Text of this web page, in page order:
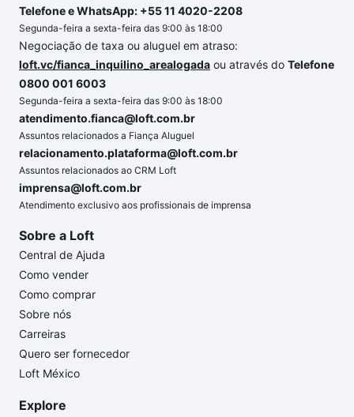
Telefone e WhatsApp: +55 11 4020-2208
Segunda-feira a sexta-feira das 9:00 às 18:00
Negociação de taxa ou aluguel em atraso:
loft.vc/fianca_inquilino_arealogada ou através do Telefone
0800 001 6003
Segunda-feira a sexta-feira das 9:00 às 18:00
atendimento.fianca@loft.com.br
Assuntos relacionados a Fiança Aluguel
relacionamento.plataforma@loft.com.br
Assuntos relacionados ao CRM Loft
imprensa@loft.com.br
Atendimento exclusivo aos profissionais de imprensa
Sobre a Loft
Central de Ajuda
Como vender
Como comprar
Sobre nós
Carreiras
Quero ser fornecedor
Loft México
Explore